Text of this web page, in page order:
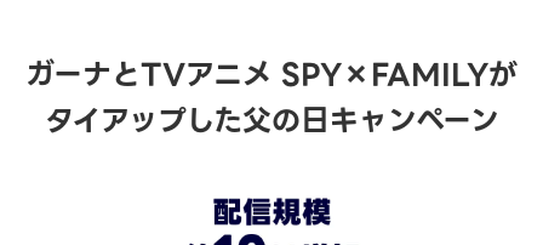
ガーナとTVアニメ SPY×FAMILYが
タイアップした父の日キャンペーン